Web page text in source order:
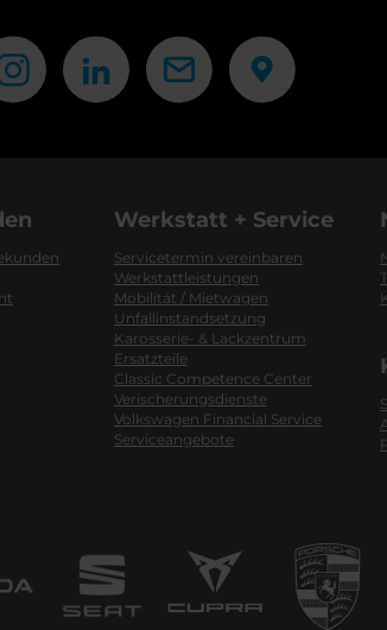
Werkstatt + Service
Servicetermin vereinbaren
Werkstattleistungen
Mobilität / Mietwagen
Unfallinstandsetzung
Karosserie- & Lackzentrum
Ersatzteile
Classic Competence Center
Verischerungsdienste
Volkswagen Financial Service
Serviceangebote